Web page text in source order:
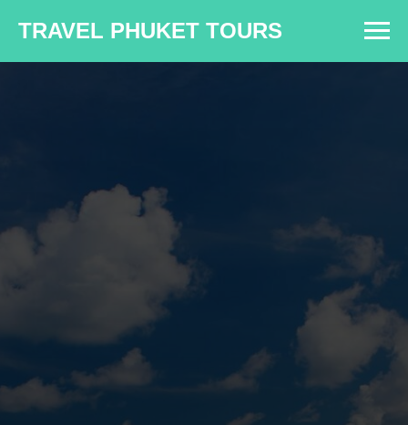
TRAVEL PHUKET TOURS